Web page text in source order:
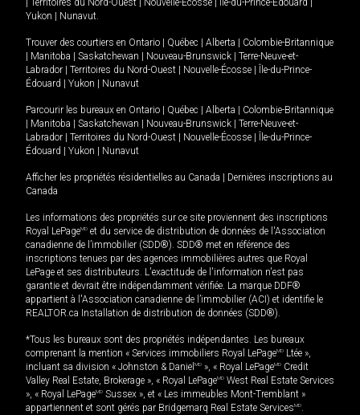
| Territoires du Nord-Ouest | Nouvelle-Écosse | Île-du-Prince-Édouard |
Yukon | Nunavut.
Trouver des courtiers en Ontario | Québec | Alberta | Colombie-Britannique
| Manitoba | Saskatchewan | Nouveau-Brunswick | Terre-Neuve-et-
Labrador | Territoires du Nord-Ouest | Nouvelle-Écosse | Île-du-Prince-
Édouard | Yukon | Nunavut
Parcourir les bureaux en Ontario | Québec | Alberta | Colombie-Britannique
| Manitoba | Saskatchewan | Nouveau-Brunswick | Terre-Neuve-et-
Labrador | Territoires du Nord-Ouest | Nouvelle-Écosse | Île-du-Prince-
Édouard | Yukon | Nunavut
Afficher les propriétés résidentielles au Canada | Dernières inscriptions au
Canada
Les informations des propriétés sur ce site proviennent des inscriptions
Royal LePageMD et du service de distribution de données de l'Association
canadienne de l’immobilier (SDD®). SDD® met en référence des
inscriptions tenues par des agences immobilières autres que Royal
LePage et ses distributeurs. L'exactitude de l'information n'est pas
garantie et devrait être indépendamment vérifiée. La marque DDF®
appartient à l'Association canadienne de l’immobilier (ACI) et identifie le
REALTOR.ca Installation de distribution de données (SDD®).
*Tous les bureaux sont des propriétés indépendantes. Les bureaux
comprenant la mention « Services immobiliers Royal LePageMD Ltée »,
incluant sa division « Johnston & Daniel MD », « Royal LePageMD Credit
Valley Real Estate, Brokerage », « Royal LePageMD West Real Estate Services
», « Royal LePageMD Sussex », et « Les immeubles Mont-Tremblant »
appartiennent et sont gérés par Bridgemarq Real Estate ServicesMD.